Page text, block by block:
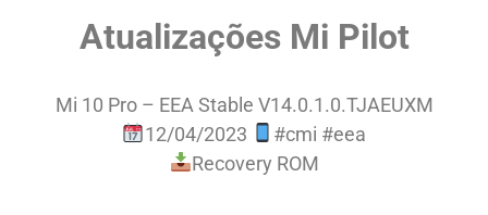
Atualizações Mi Pilot
Mi 10 Pro – EEA Stable V14.0.1.0.TJAEUXM
12/04/2023
#cmi #eea
Recovery ROM